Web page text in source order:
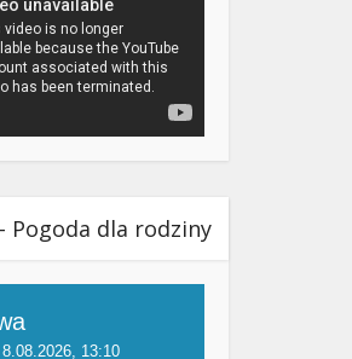
Pogoda dla rodziny